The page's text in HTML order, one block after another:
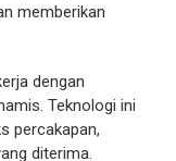
memberikan
dengan
Teknologi ini
percakapan,
diterima.